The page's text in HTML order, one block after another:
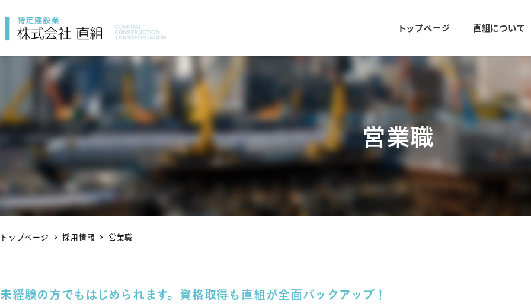
トップページ 直組について
営業職
トップページ 採用情報 営業職
未経験の方でもはじめられます。資格取得も直組が全面バックアップ！